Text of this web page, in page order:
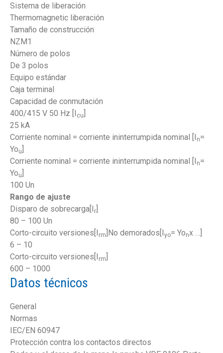
Sistema de liberación
Thermomagnetic liberación
Tamaño de construcción
NZM1
Número de polos
De 3 polos
Equipo estándar
Caja terminal
Capacidad de conmutación
400/415 V 50 Hz [I cu
25 kA
Corriente nominal = corriente ininterrumpida nominal [I n=
You
Corriente nominal = corriente ininterrumpida nominal [I n=
You
100 Un
Rango de ajuste
Disparo de sobrecarga[I r
80 – 100 Un
Corto-circuito versiones[I rm ]No demorados[Iyo= Yonx …]
6 – 10
Corto-circuito versiones[I rm
600 – 1000
Datos técnicos
General
Normas
IEC/EN 60947
Protección contra los contactos directos